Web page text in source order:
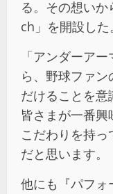
る。その想い
ch」を開設した。
「アンダーア
ら、野球ファ
だけることを
皆さまが一番
こだわりを持っ
だと思います。
他にも『パフォ